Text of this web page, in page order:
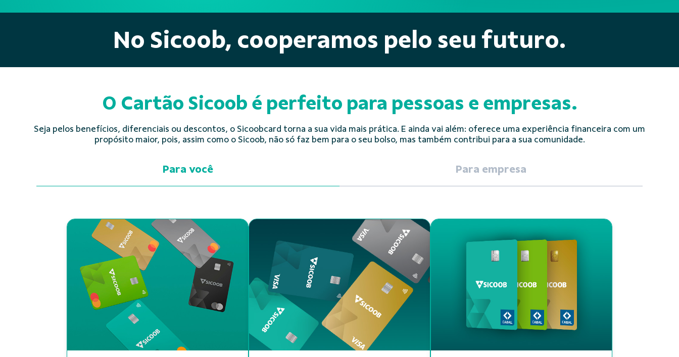
No Sicoob, cooperamos pelo seu futuro.
O Cartão Sicoob é perfeito para pessoas e empresas.
Seja pelos benefícios, diferenciais ou descontos, o Sicoobcard torna a sua vida mais prática. E ainda vai além: oferece uma experiência financeira com um
propósito maior, pois, assim como o Sicoob, não só faz bem para o seu bolso, mas também contribui para a sua comunidade.
Para você Para empresa